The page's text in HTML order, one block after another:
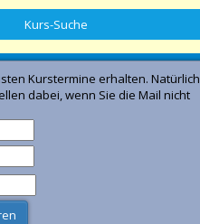
Kurs-Suche
| Anzeige
|
2026 - 15.
|
- 11.
Kurstermine erhalten. Natürlich
dabei, wenn Sie die Mail nicht